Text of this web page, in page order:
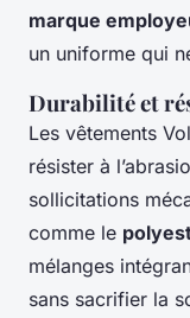
marque
un uniforme qui
Durabilité et
Les vêtements
résister à
sollicitations
comme le
mélanges
sans sacrifier la